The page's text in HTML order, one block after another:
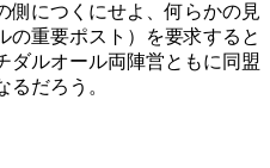
につくにせよ、何らかの見
の重要ポスト）を要求すると
ダルオール両陣営ともに同盟
だろう。